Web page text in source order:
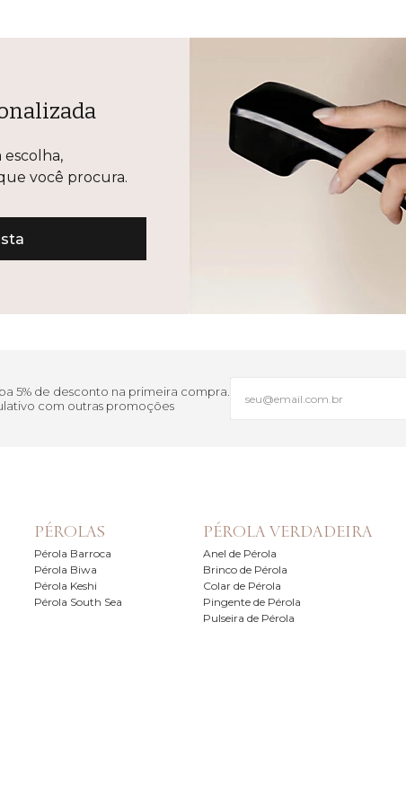
você procura.
5% de desconto na primeira compra.
com outras promoções
PÉROLAS
Pérola Barroca
Pérola Biwa
Pérola Keshi
Pérola South Sea
PÉROLA VERDADEIRA
Anel de Pérola
Brinco de Pérola
Colar de Pérola
Pingente de Pérola
Pulseira de Pérola